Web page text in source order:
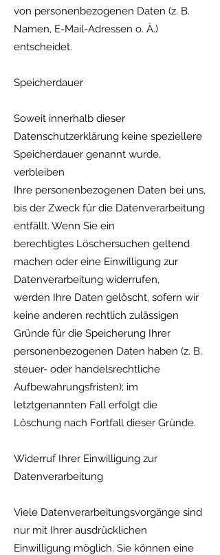
von personenbezogenen Daten (z. B.
Namen, E-Mail-Adressen o. Ä.)
entscheidet.
Speicherdauer
Soweit innerhalb dieser
Datenschutzerklärung keine speziellere
Speicherdauer genannt wurde,
verbleiben
Ihre personenbezogenen Daten bei uns,
bis der Zweck für die Datenverarbeitung
entfällt. Wenn Sie ein
berechtigtes Löschersuchen geltend
machen oder eine Einwilligung zur
Datenverarbeitung widerrufen,
werden Ihre Daten gelöscht, sofern wir
keine anderen rechtlich zulässigen
Gründe für die Speicherung Ihrer
personenbezogenen Daten haben (z. B.
steuer- oder handelsrechtliche
Aufbewahrungsfristen); im
letztgenannten Fall erfolgt die
Löschung nach Fortfall dieser Gründe.
Widerruf Ihrer Einwilligung zur
Datenverarbeitung
Viele Datenverarbeitungsvorgänge sind
nur mit Ihrer ausdrücklichen
Einwilligung möglich. Sie können eine